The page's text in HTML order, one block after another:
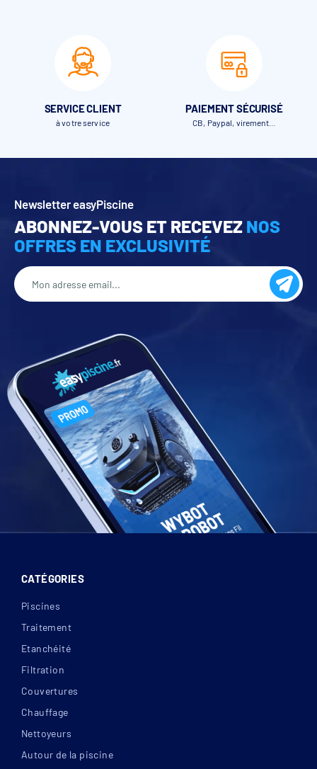
SERVICE CLIENT
à votre service
PAIEMENT SÉCURISÉ
CB, Paypal, virement…
Newsletter easyPiscine
ABONNEZ-VOUS ET RECEVEZ NOS
OFFRES EN EXCLUSIVITÉ
CATÉGORIES
Piscines
Traitement
Etanchéité
Filtration
Couvertures
Chauffage
Nettoyeurs
Autour de la piscine